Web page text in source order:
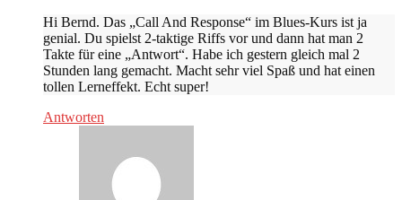
Hi Bernd. Das „Call And Response“ im Blues-Kurs ist ja
genial. Du spielst 2-taktige Riffs vor und dann hat man 2
Takte für eine „Antwort“. Habe ich gestern gleich mal 2
Stunden lang gemacht. Macht sehr viel Spaß und hat einen
tollen Lerneffekt. Echt super!
Antworten